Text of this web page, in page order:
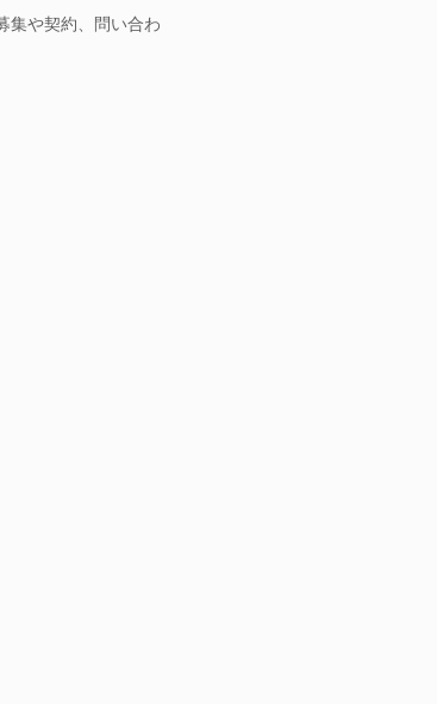
集や契約、問い合わ